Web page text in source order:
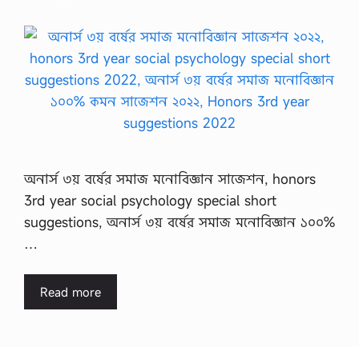
অনার্স ৩য় বর্ষের সমাজ মনোবিজ্ঞান সাজেশন, honors
3rd year social psychology special short
suggestions, অনার্স ৩য় বর্ষের সমাজ মনোবিজ্ঞান ১০০%
…
Read more